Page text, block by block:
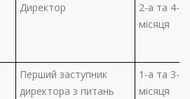
Директор
2-а та 4-а
місяця
Перший заступник
директора з питань
1-а та 3-я
місяця